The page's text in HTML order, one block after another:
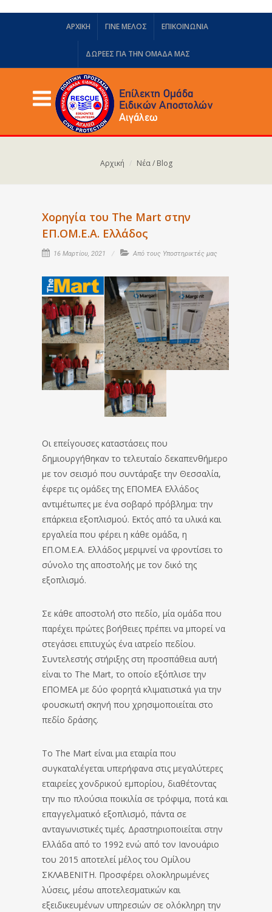
ΑΡΧΙΚΗ ΓΙΝΕ ΜΕΛΟΣ ΕΠΙΚΟΙΝΩΝΙΑ
ΔΩΡΕΈΣ ΓΙΑ ΤΗΝ ΟΜΆΔΑ ΜΑΣ
Αρχική Νέα / Blog
Χορηγία του The Mart στην
ΕΠ.ΟΜ.Ε.Α. Ελλάδος
16 Μαρτίου, 2021 Από τους Υποστηρικτές μας
Οι επείγουσες καταστάσεις που
δημιουργήθηκαν το τελευταίο δεκαπενθήμερο
με τον σεισμό που συντάραξε την Θεσσαλία,
έφερε τις ομάδες της ΕΠΟΜΕΑ Ελλάδος
αντιμέτωπες με ένα σοβαρό πρόβλημα: την
επάρκεια εξοπλισμού. Εκτός από τα υλικά και
εργαλεία που φέρει η κάθε ομάδα, η
ΕΠ.ΟΜ.Ε.Α. Ελλάδος μεριμνεί να φροντίσει το
σύνολο της αποστολής με τον δικό της
εξοπλισμό.
Σε κάθε αποστολή στο πεδίο, μία ομάδα που
παρέχει πρώτες βοήθειες πρέπει να μπορεί να
στεγάσει επιτυχώς ένα ιατρείο πεδίου.
Συντελεστής στήριξης στη προσπάθεια αυτή
είναι το The Mart, το οποίο εξόπλισε την
ΕΠΟΜΕΑ με δύο φορητά κλιματιστικά για την
φουσκωτή σκηνή που χρησιμοποιείται στο
πεδίο δράσης.
To The Mart είναι μια εταιρία που
συγκαταλέγεται υπερήφανα στις μεγαλύτερες
εταιρείες χονδρικού εμπορίου, διαθέτοντας
την πιο πλούσια ποικιλία σε τρόφιμα, ποτά και
επαγγελματικό εξοπλισμό, πάντα σε
ανταγωνιστικές τιμές. Δραστηριοποιείται στην
Ελλάδα από το 1992 ενώ από τον Ιανουάριο
του 2015 αποτελεί μέλος του Ομίλου
ΣΚΛΑΒΕΝΙΤΗ. Προσφέρει ολοκληρωμένες
λύσεις, μέσω αποτελεσματικών και
εξειδικευμένων υπηρεσιών σε ολόκληρη την